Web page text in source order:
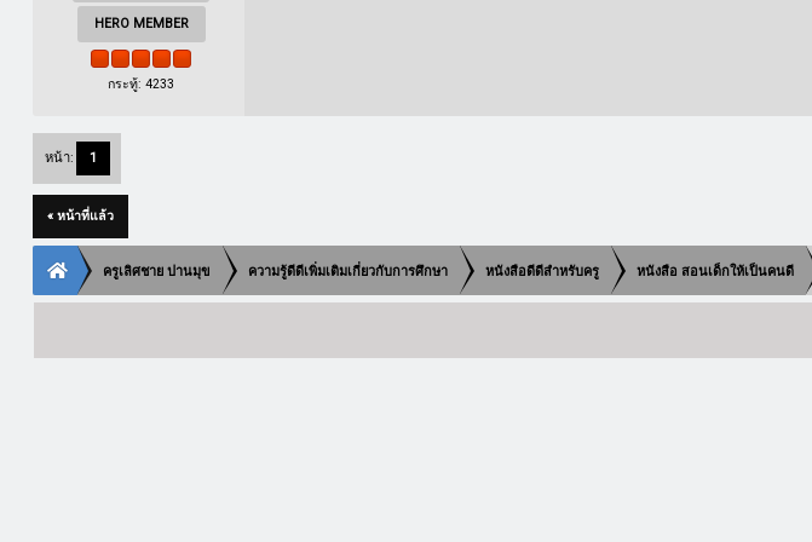
HERO MEMBER
กระทู้: 4233
หน้า: 1
« หน้าที่แล้ว
ครูเลิศชาย ปานมุข ความรู้ดีดีเพิ่มเติมเกี่ยวกับการศึกษา หนังสือดีดีสำหรับครู หนังสือ สอนเด็กให้เป็นคนดี